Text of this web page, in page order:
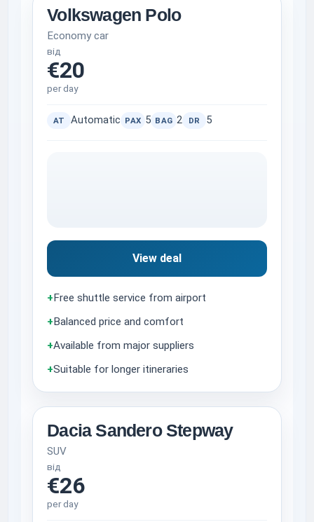
Volkswagen Polo
Economy car
від
€20
per day
AT Automatic PAX 5 BAG 2 DR 5
View deal
+Free shuttle service from airport
+Balanced price and comfort
+Available from major suppliers
+Suitable for longer itineraries
Dacia Sandero Stepway
SUV
від
€26
per day